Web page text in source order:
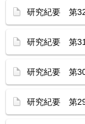
研究紀要 第32
研究紀要 第31
研究紀要 第30
研究紀要 第29